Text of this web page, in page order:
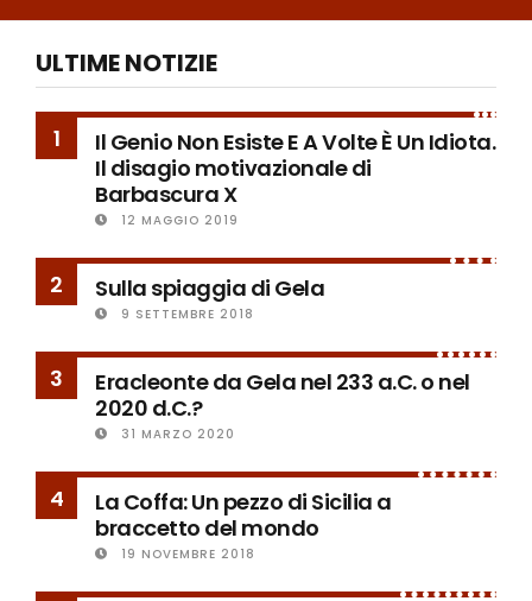
ULTIME NOTIZIE
1
Il Genio Non Esiste E A Volte È Un Idiota.
Il disagio motivazionale di
Barbascura X
12 MAGGIO 2019
2 Sulla spiaggia di Gela
9 SETTEMBRE 2018
3
Eracleonte da Gela nel 233 a.C. o nel
2020 d.C.?
31 MARZO 2020
4
La Coffa: Un pezzo di Sicilia a
braccetto del mondo
19 NOVEMBRE 2018